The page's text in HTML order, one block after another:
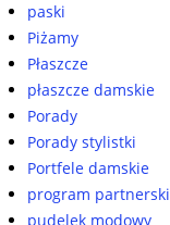
paski
Piżamy
Płaszcze
płaszcze damskie
Porady
Porady stylistki
Portfele damskie
program partnerski
pudelek modowy